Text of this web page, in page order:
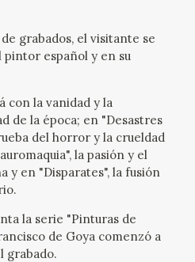
grabados, el visitante se
español y en su
con la vanidad y la
de la época; en "Desastres
del horror y la crueldad
la pasión y el
y en "Disparates", la fusión
la serie "Pinturas de
de Goya comenzó a
grabado.